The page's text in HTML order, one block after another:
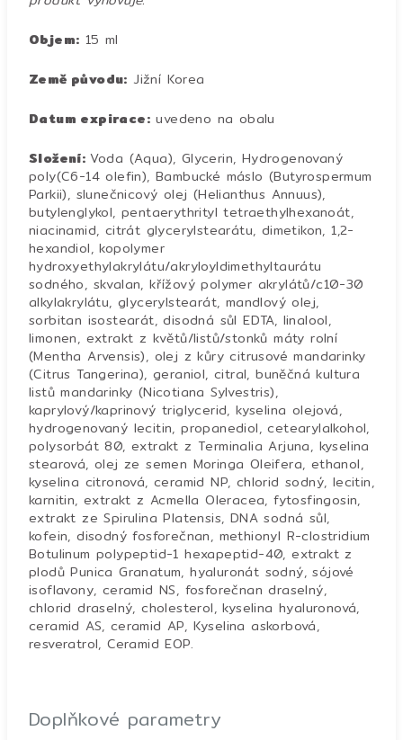
Objem: 15 ml
Země původu: Jižní Korea
Datum expirace: uvedeno na obalu
Složení: Voda (Aqua), Glycerin, Hydrogenovaný
poly(C6-14 olefin), Bambucké máslo (Butyrospermum
Parkii), slunečnicový olej (Helianthus Annuus),
butylenglykol, pentaerythrityl tetraethylhexanoát,
niacinamid, citrát glycerylstearátu, dimetikon, 1,2-
hexandiol, kopolymer
hydroxyethylakrylátu/akryloyldimethyltaurátu
sodného, skvalan, křížový polymer akrylátů/c10-30
alkylakrylátu, glycerylstearát, mandlový olej,
sorbitan isostearát, disodná sůl EDTA, linalool,
limonen, extrakt z květů/listů/stonků máty rolní
(Mentha Arvensis), olej z kůry citrusové mandarinky
(Citrus Tangerina), geraniol, citral, buněčná kultura
listů mandarinky (Nicotiana Sylvestris),
kaprylový/kaprinový triglycerid, kyselina olejová,
hydrogenovaný lecitin, propanediol, cetearylalkohol,
polysorbát 80, extrakt z Terminalia Arjuna, kyselina
stearová, olej ze semen Moringa Oleifera, ethanol,
kyselina citronová, ceramid NP, chlorid sodný, lecitin,
karnitin, extrakt z Acmella Oleracea, fytosfingosin,
extrakt ze Spirulina Platensis, DNA sodná sůl,
kofein, disodný fosforečnan, methionyl R-clostridium
Botulinum polypeptid-1 hexapeptid-40, extrakt z
plodů Punica Granatum, hyaluronát sodný, sójové
isoflavony, ceramid NS, fosforečnan draselný,
chlorid draselný, cholesterol, kyselina hyaluronová,
ceramid AS, ceramid AP, Kyselina askorbová,
resveratrol, Ceramid EOP.
Doplňkové parametry